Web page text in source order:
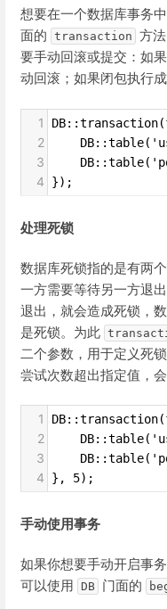
想要在一个数据库事务
面的 transaction 方
要手动回滚或提交：如
动回滚；如果闭包执行
1
2
3
4 });
处理死锁
数据库死锁指的是有两
一方需要等待另一方退
退出，就会造成死锁，
是死锁。为此
二个参数，用于定义死
尝试次数超出指定值，
1
2
3
4 }, 5);
手动使用事务
如果你想要手动开启事
可以使用
DB 门面的